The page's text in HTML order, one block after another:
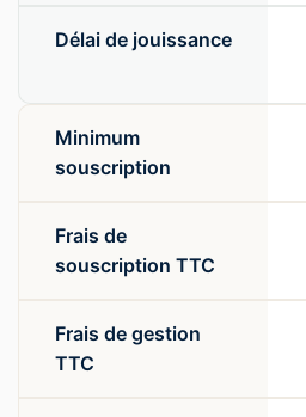
Délai de jouissance
Minimum
souscription
Frais de
souscription TTC
Frais de gestion
TTC